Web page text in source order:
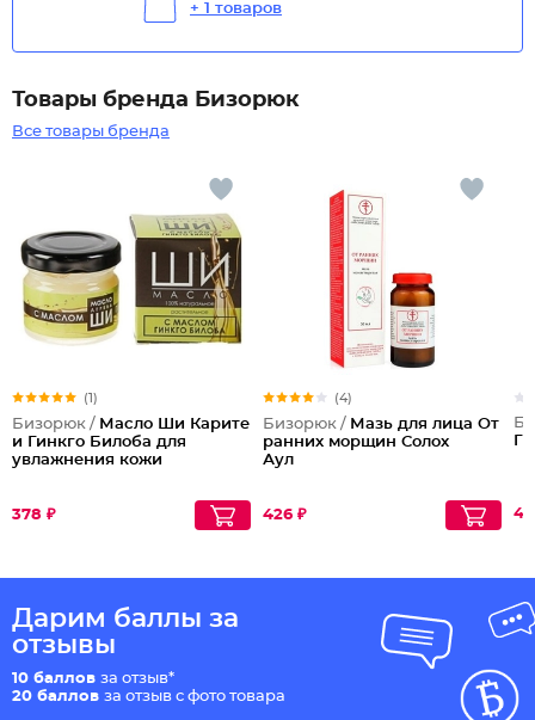
+ 1 товаров
Товары бренда Бизорюк
Все товары бренда
(1)
Бизорюк / Масло Ши Карите
и Гинкго Билоба для
увлажнения кожи
378 ₽
(4)
Бизорюк / Мазь для лица От
ранних морщин Солох
Аул
426 ₽
Дарим баллы за
отзывы
10 баллов за отзыв*
20 баллов за отзыв с фото товара